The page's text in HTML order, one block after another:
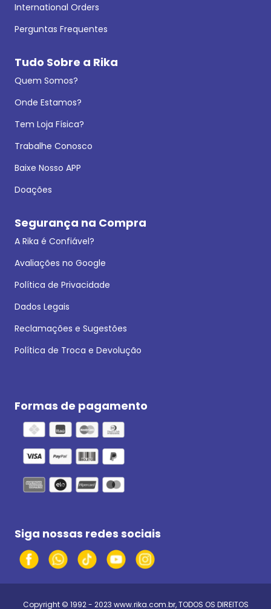
International Orders
Perguntas Frequentes
Tudo Sobre a Rika
Quem Somos?
Onde Estamos?
Tem Loja Física?
Trabalhe Conosco
Baixe Nosso APP
Doações
Segurança na Compra
A Rika é Confiável?
Avaliações no Google
Política de Privacidade
Dados Legais
Reclamações e Sugestões
Política de Troca e Devolução
Formas de pagamento
Siga nossas redes sociais
Copyright © 1992 - 2023 www.rika.com.br, TODOS OS DIREITOS